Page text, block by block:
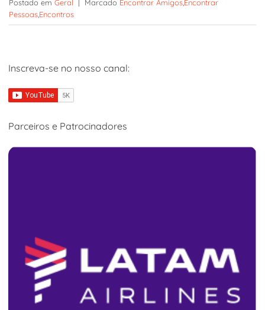
Postado em Geral Marcado Encontrar Amigos Encontrar
PessoasEncontros
Inscreva-se no nosso canal:
Parceiros e Patrocinadores